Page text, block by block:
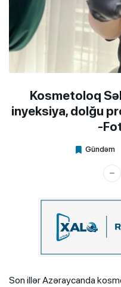
Kosmetoloq
inyeksiya, dolğu
-
Gündəm
Son illər Azəraycanda